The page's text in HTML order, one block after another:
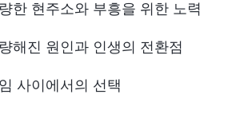
한 현주소와 부흥을 위한 노력
해진 원인과 인생의 전환점
사이에서의 선택